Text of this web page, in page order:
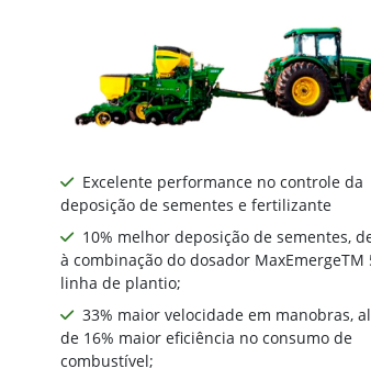
Excelente performance no controle da
deposição de sementes e fertilizante
10% melhor deposição de sementes,
à combinação do dosador MaxEmergeTM
linha de plantio;
33% maior velocidade em manobras,
de 16% maior eficiência no consumo de
combustível;